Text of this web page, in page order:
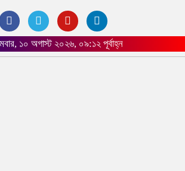
১০ অগাস্ট ২০২৬, ০৯:১২ পূর্বাহ্ন